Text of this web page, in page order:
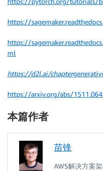
https://
https://
ml
https://d2l.ai/chapter
https://arxiv.org/abs/
本篇作者
苗锋
AWS解决方案